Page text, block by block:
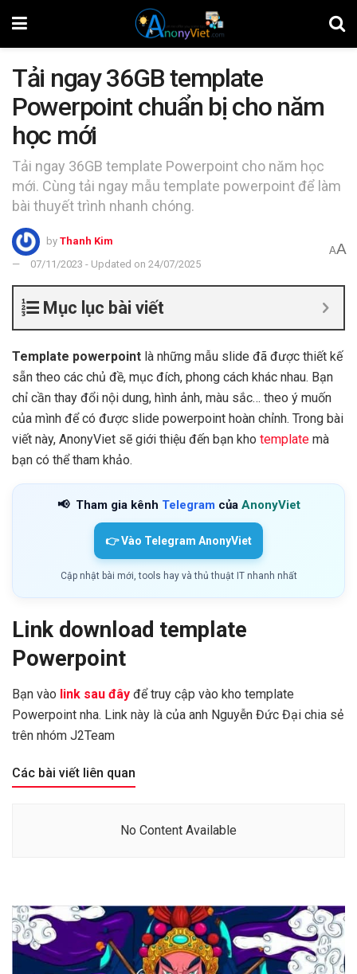
Tải ngay 36GB template
Powerpoint chuẩn bị cho năm
học mới
Tải ngay 36GB template Powerpoint cho năm học
mới. Cùng tải ngay mẫu template powerpoint để làm
bài thuyết trình nhanh chóng.
by Thanh Kim
07/11/2023 - Updated on 24/07/2025
AA
Mục lục bài viết
Template powerpoint là những mẫu slide đã được thiết kế
sẵn theo các chủ đề, mục đích, phong cách khác nhau. Bạn
chỉ cần thay đổi nội dung, hình ảnh, màu sắc… theo ý muốn
của mình để có được slide powerpoint hoàn chỉnh. Trong bài
viết này, AnonyViet sẽ giới thiệu đến bạn kho template mà
bạn có thể tham khảo.
📢 Tham gia kênh Telegram của AnonyViet
👉 Vào Telegram AnonyViet
Cập nhật bài mới, tools hay và thủ thuật IT nhanh nhất
Link download template
Powerpoint
Bạn vào link sau đây để truy cập vào kho template
Powerpoint nha. Link này là của anh Nguyễn Đức Đại chia sẻ
trên nhóm J2Team
Các bài viết liên quan
No Content Available